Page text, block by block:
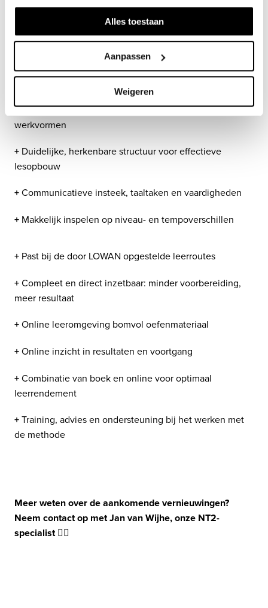
Alles toestaan
Aanpassen
Weigeren
Speciaal ontwikkeld voor jongeren van 12-18 jaar in de
ISK
+ Aansprekende thema’s, aansluitend op de
+ Veel variatie in onderwerpen; motiverende
werkvormen
+ Duidelijke, herkenbare structuur voor effectieve
lesopbouw
+ Communicatieve insteek, taaltaken en vaardigheden
+ Makkelijk inspelen op niveau- en tempoverschillen
+ Past bij de door LOWAN opgestelde leerroutes
+ Compleet en direct inzetbaar: minder voorbereiding,
meer resultaat
+ Online leeromgeving bomvol oefenmateriaal
+ Online inzicht in resultaten en voortgang
+ Combinatie van boek en online voor optimaal
leerrendement
+ Training, advies en ondersteuning bij het werken met
de methode
Meer weten over de aankomende vernieuwingen?
Neem contact op met Jan van Wijhe, onze NT2-
specialist 👇🏼